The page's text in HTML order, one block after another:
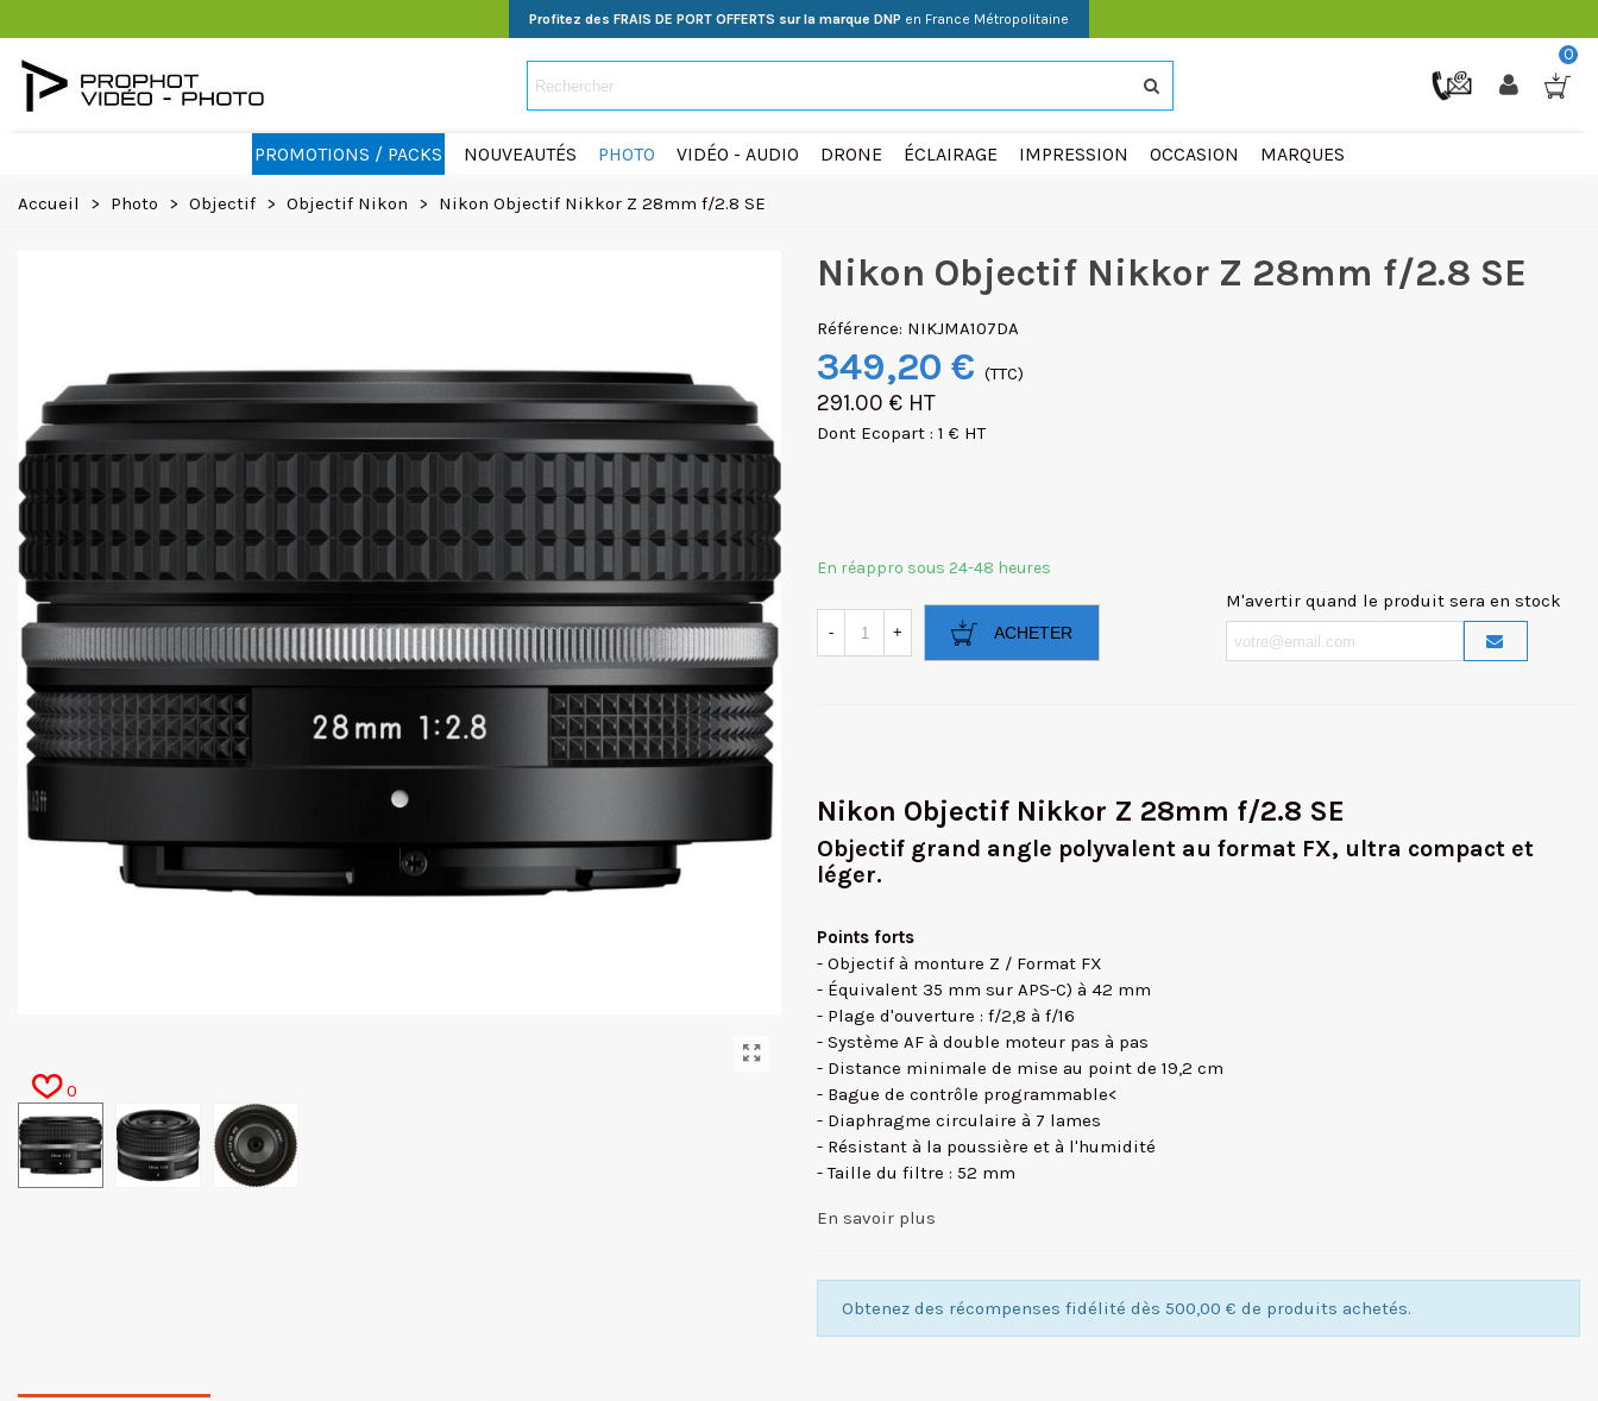
Profitez des FRAIS DE PORT OFFERTS sur la marque DNP en France Métropolitaine
0
PROMOTIONS / PACKS NOUVEAUTÉS PHOTO VIDÉO - AUDIO DRONE ÉCLAIRAGE IMPRESSION OCCASION MARQUES
Accueil > Photo > Objectif > Objectif Nikon > Nikon Objectif Nikkor Z 28mm f/2.8 SE
0
Nikon Objectif Nikkor Z 28mm f/2.8 SE
Référence: NIKJMA107DA
349,20 € (TTC)
291.00 € HT
Dont Ecopart : 1 € HT
En réappro sous 24-48 heures
- + ACHETER
M'avertir quand le produit sera en stock
Nikon Objectif Nikkor Z 28mm f/2.8 SE
Objectif grand angle polyvalent au format FX, ultra compact et
léger.
Points forts
- Objectif à monture Z / Format FX
- Équivalent 35 mm sur APS-C) à 42 mm
- Plage d'ouverture : f/2,8 à f/16
- Système AF à double moteur pas à pas
- Distance minimale de mise au point de 19,2 cm
- Bague de contrôle programmable<
- Diaphragme circulaire à 7 lames
- Résistant à la poussière et à l'humidité
- Taille du filtre : 52 mm
En savoir plus
Obtenez des récompenses fidélité dès 500,00 € de produits achetés.